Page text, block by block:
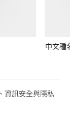
中文種
資訊安全與隱私